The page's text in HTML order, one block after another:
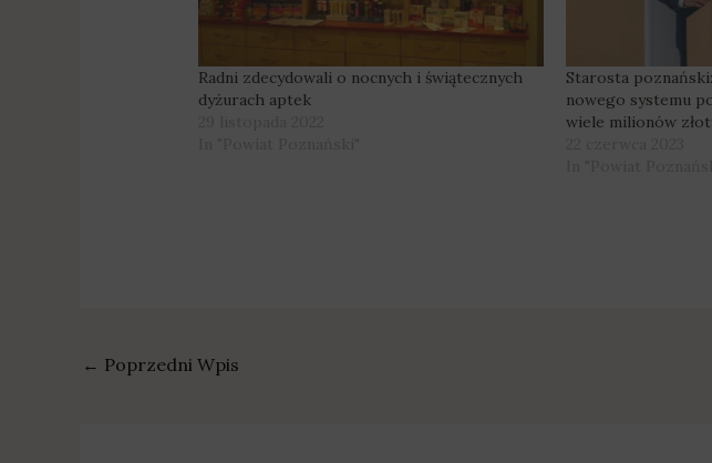
Radni zdecydowali o nocnych i świątecznych
dyżurach aptek
Starosta
nowego systemu
wiele milionów
← Poprzedni Wpis